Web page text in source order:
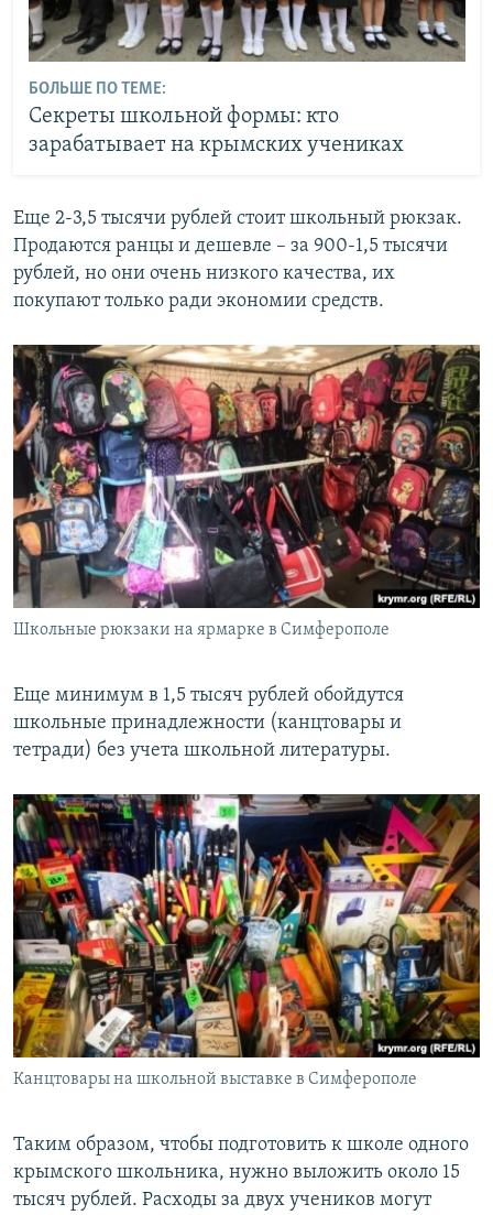
БОЛЬШЕ ПО ТЕМЕ:
Секреты школьной формы: кто
зарабатывает на крымских учениках
Еще 2-3,5 тысячи рублей стоит школьный рюкзак.
Продаются ранцы и дешевле – за 900-1,5 тысячи
рублей, но они очень низкого качества, их
покупают только ради экономии средств.
Школьные рюкзаки на ярмарке в Симферополе
Еще минимум в 1,5 тысяч рублей обойдутся
школьные принадлежности (канцтовары и
тетради) без учета школьной литературы.
Канцтовары на школьной выставке в Симферополе
Таким образом, чтобы подготовить к школе одного
крымского школьника, нужно выложить около 15
тысяч рублей. Расходы за двух учеников могут